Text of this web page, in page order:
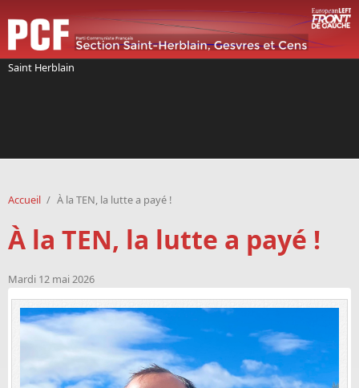
Saint Herblain
Accueil / À la TEN, la lutte a payé !
À la TEN, la lutte a payé !
Mardi 12 mai 2026